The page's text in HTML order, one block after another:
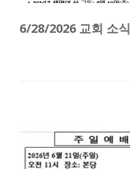
6/28/2026 교회 소식